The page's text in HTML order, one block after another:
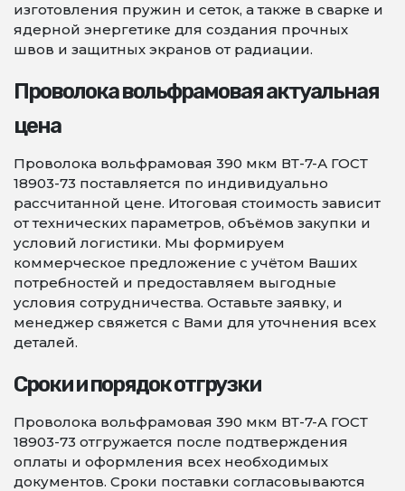
изготовления пружин и сеток, а также в сварке и
ядерной энергетике для создания прочных
швов и защитных экранов от радиации.
Проволока вольфрамовая актуальная
цена
Проволока вольфрамовая 390 мкм ВТ-7-А ГОСТ
18903-73 поставляется по индивидуально
рассчитанной цене. Итоговая стоимость зависит
от технических параметров, объёмов закупки и
условий логистики. Мы формируем
коммерческое предложение с учётом Ваших
потребностей и предоставляем выгодные
условия сотрудничества. Оставьте заявку, и
менеджер свяжется с Вами для уточнения всех
деталей.
Сроки и порядок отгрузки
Проволока вольфрамовая 390 мкм ВТ-7-А ГОСТ
18903-73 отгружается после подтверждения
оплаты и оформления всех необходимых
документов. Сроки поставки согласовываются